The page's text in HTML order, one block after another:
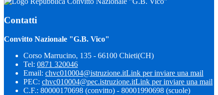
Contatti
Convitto Nazionale "G.B. Vico"
Corso Marrucino, 135 - 66100 Chieti(CH)
Tel: 0871 320046
Email: chvc010004@istruzione.itLink per inviare una mail
PEC: chvc010004@pec.istruzione.itLink per inviare una mail
C.F.: 80000170698 (convitto) - 80001990698 (scuole)